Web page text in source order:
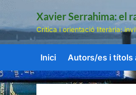
Skip
content
Xavier Serrahima: el
Crítica i orientació literària:
Inici Autors/es i títols